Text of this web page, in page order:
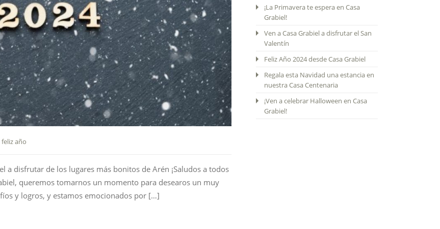
feliz año
a disfrutar de los lugares más bonitos de Arén ¡Saludos a todos
queremos tomarnos un momento para desearos un muy
y logros, y estamos emocionados por […]
¡La Primavera te espera en Casa
Grabiel!
Ven a Casa Grabiel a disfrutar el San
Valentín
Feliz Año 2024 desde Casa Grabiel
Regala esta Navidad una estancia en
nuestra Casa Centenaria
¡Ven a celebrar Halloween en Casa
Grabiel!